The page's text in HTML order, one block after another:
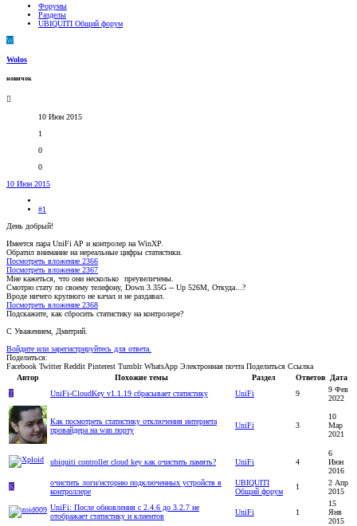
Форумы
Разделы
UBIQUITI Общий форум
W
Wolos
новичок
10 Июн 2015
1
0
0
10 Июн 2015
#1
День добрый!
Имеется пара UniFi AP и контролер на WinXP.
Обратил внимание на нереальные цифры статистики.
Посмотреть вложение 2366
Посмотреть вложение 2367
Мне кажеться, что они несколько
преувеличены.
Смотрю стату по своему телефону, Down 3.35G -- Up 526M, Откуда...?
Вроде ничего крупного не качал и не раздавал.
Посмотреть вложение 2368
Подскажите, как сбросить статистику на контролере?
С Уважением, Дмитрий.
Войдите или зарегистрируйтесь для ответа.
Поделиться:
Facebook Twitter Reddit Pinterest Tumblr WhatsApp Электронная почта Поделиться Ссылка
Автор
Похожие темы Раздел Ответов
Дата
T
UniFi-CloudKey v1.1.19 сбрасывает статистику UniFi 9
9 Фев
2022
Как посмотреть статистику отключения интернета
провайдера на wan порту
UniFi 3
10
Мар
2021
ubiquiti controller cloud key как очистить память? UniFi 4
6
Июн
2016
K
очистить логи/историю подключенных устройств в
контроллере
UBIQUITI
Общий форум
1
2 Апр
2015
UniFi: После обновления с 2.4.6 до 3.2.7 не
отображает статистику и клиентов
UniFi 1
15
Янв
2015